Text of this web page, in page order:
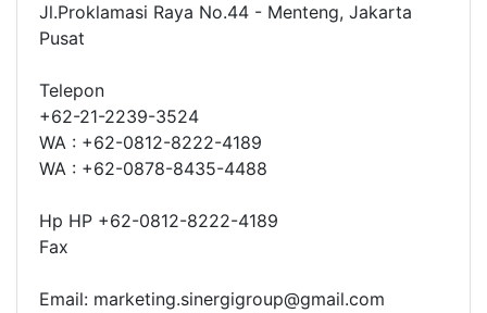
Jl.Proklamasi Raya No.44 - Menteng, Jakarta
Pusat
Telepon
+62-21-2239-3524
WA : +62-0812-8222-4189
WA : +62-0878-8435-4488
Hp HP +62-0812-8222-4189
Fax
Email: marketing.sinergigroup@gmail.com